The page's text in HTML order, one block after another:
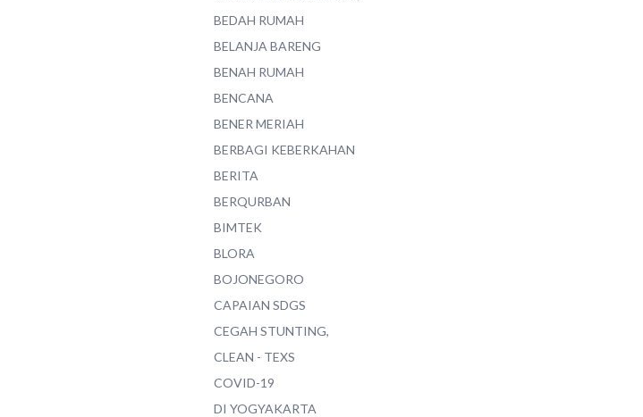
BEDAH RUMAH
BELANJA BARENG
BENAH RUMAH
BENCANA
BENER MERIAH
BERBAGI KEBERKAHAN
BERITA
BERQURBAN
BIMTEK
BLORA
BOJONEGORO
CAPAIAN SDGS
CEGAH STUNTING,
CLEAN - TEXS
COVID-19
DI YOGYAKARTA